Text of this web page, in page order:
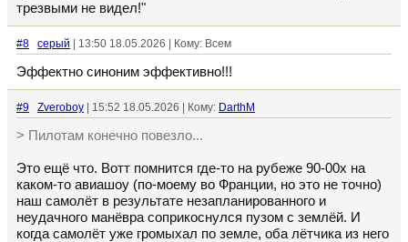
трезвыми не видел!"
#8 серый | 13:50 18.05.2026 | Кому: Всем
Эффектно синоним эффективно!!!
#9 Zveroboy | 15:52 18.05.2026 | Кому: DarthM
> Пилотам конечно повезло...
Это ещё что. Вотт помнится где-то на рубеже 90-00х на
каком-то авиашоу (по-моему во Франции, но это не точно)
наш самолёт в результате незапланированного и
неудачного манёвра соприкоснулся пузом с землёй. И
когда самолёт уже громыхал по земле, оба лётчика из него